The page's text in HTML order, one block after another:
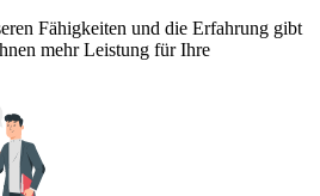
Fähigkeiten und die Erfahrung gibt
mehr Leistung für Ihre